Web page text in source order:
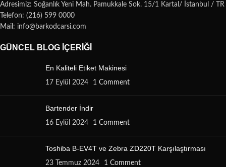
Adresimiz: Soğanlık Yeni Mah. Pamukkale Sok. 15/1 Kartal/ İstanbul / TR
Telefon: (216) 599 0000
Mail: info@barkodcarsi.com
GÜNCEL BLOG İÇERIĞI
En Kaliteli Etiket Makinesi
17 Eylül 2024 1 Comment
Bartender İndir
16 Eylül 2024 1 Comment
Toshiba B-EV4T ve Zebra ZD220T Karşılaştırması
23 Temmuz 2024 1 Comment